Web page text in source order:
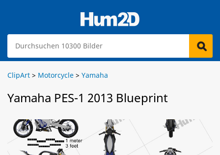
ClipArt > Motorcycle > Yamaha
Yamaha PES-1 2013 Blueprint